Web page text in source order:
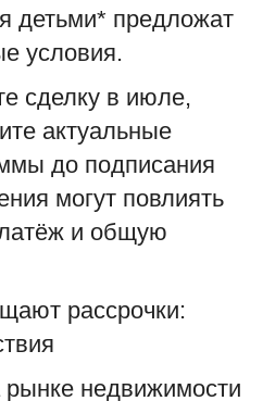
детьми* предложат
условия.
сделку в июле,
актуальные
до подписания
могут повлиять
и общую
рассрочки:
недвижимости